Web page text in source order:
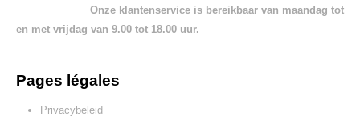
Onze klantenservice is bereikbaar van maandag tot
en met vrijdag van 9.00 tot 18.00 uur.
Pages légales
Privacybeleid